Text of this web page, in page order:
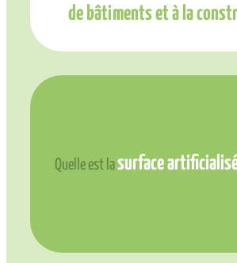
de bâtiments et à la
Quelle est lasurface